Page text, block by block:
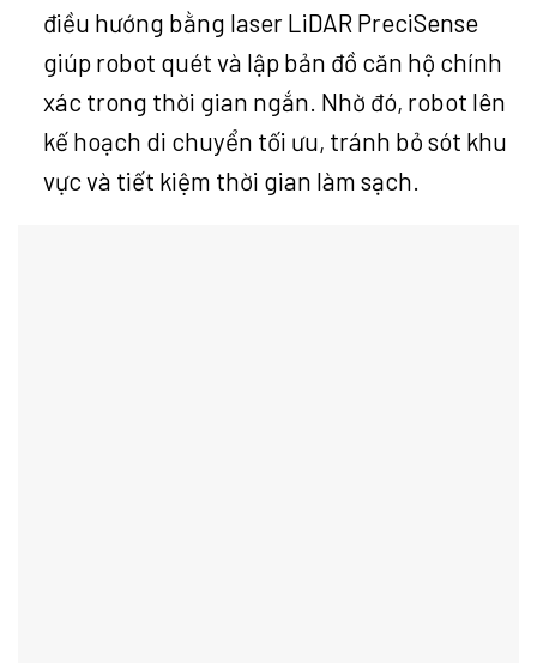
điều hướng bằng laser LiDAR PreciSense
giúp robot quét và lập bản đồ căn hộ chính
xác trong thời gian ngắn. Nhờ đó, robot lên
kế hoạch di chuyển tối ưu, tránh bỏ sót khu
vực và tiết kiệm thời gian làm sạch.